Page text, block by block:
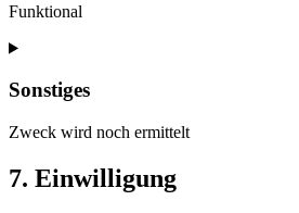
Funktional
Consent
service
litespeed
Sonstiges
Zweck wird noch ermittelt
Consent
to
7. Einwilligung